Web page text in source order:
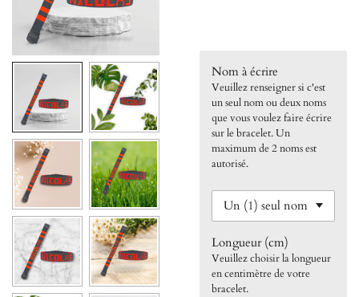
Nom à écrire
Veuillez renseigner si c'est
un seul nom ou deux noms
que vous voulez faire écrire
sur le bracelet. Un
maximum de 2 noms est
autorisé.
Longueur (cm)
Veuillez choisir la longueur
en centimètre de votre
bracelet.